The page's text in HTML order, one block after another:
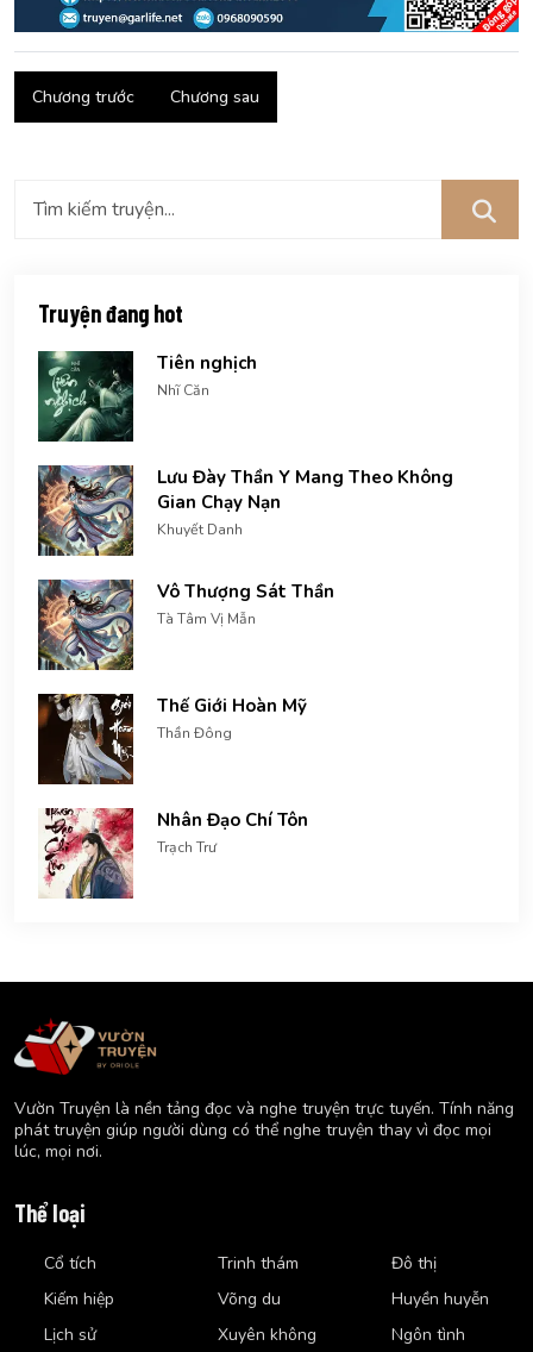
Chương trước Chương sau
Truyện đang hot
Tiên nghịch
Nhĩ Căn
Lưu Đày Thần Y Mang Theo Không
Gian Chạy Nạn
Khuyết Danh
Vô Thượng Sát Thần
Tà Tâm Vị Mẫn
Thế Giới Hoàn Mỹ
Thần Đông
Nhân Đạo Chí Tôn
Trạch Trư
Vườn Truyện là nền tảng đọc và nghe truyện trực tuyến. Tính năng
phát truyện giúp người dùng có thể nghe truyện thay vì đọc mọi
lúc, mọi nơi.
Thể loại
Cổ tích
Kiếm hiệp
Lịch sử
Trinh thám
Võng du
Xuyên không
Đô thị
Huyền huyễn
Ngôn tình